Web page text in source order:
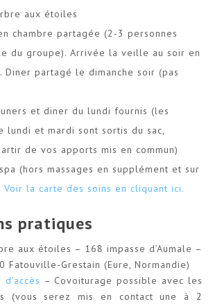
aux étoiles
chambre partagée (2-3 personnes
du groupe). Arrivée la veille au soir en
Diner partagé le dimanche soir (pas
et diner du lundi fournis (les
lundi et mardi sont sortis du sac,
de vos apports mis en commun)
(hors massages en supplément et sur
Voir la carte des soins en cliquant ici.
pratiques
aux étoiles – 168 impasse d’Aumale –
Fatouville-Grestain (Eure, Normandie)
– Covoiturage possible avec les
(vous serez mis en contact une à 2